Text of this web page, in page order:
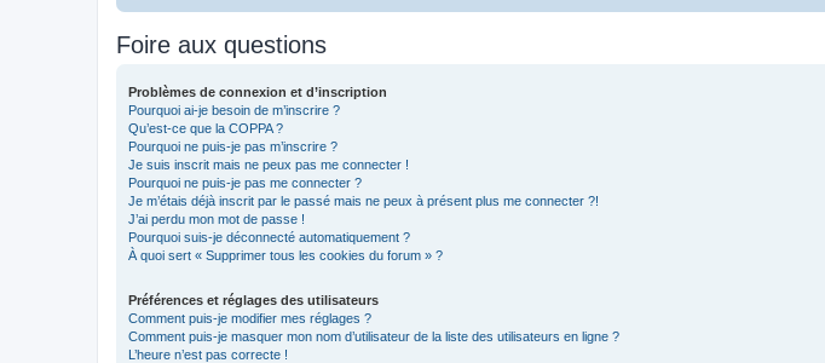
Foire aux questions
Problèmes de connexion et d’inscription
Pourquoi ai-je besoin de m’inscrire ?
Qu’est-ce que la COPPA ?
Pourquoi ne puis-je pas m’inscrire ?
Je suis inscrit mais ne peux pas me connecter !
Pourquoi ne puis-je pas me connecter ?
Je m’étais déjà inscrit par le passé mais ne peux à présent plus me connecter ?!
J’ai perdu mon mot de passe !
Pourquoi suis-je déconnecté automatiquement ?
À quoi sert « Supprimer tous les cookies du forum » ?
Préférences et réglages des utilisateurs
Comment puis-je modifier mes réglages ?
Comment puis-je masquer mon nom d’utilisateur de la liste des utilisateurs en ligne ?
L’heure n’est pas correcte !